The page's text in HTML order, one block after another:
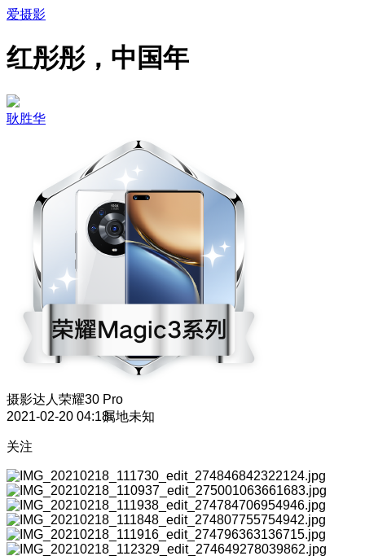
爱摄影
红彤彤，中国年
耿胜华
摄影达人 荣耀30 Pro
2021-02-20 04:18属地未知
关注